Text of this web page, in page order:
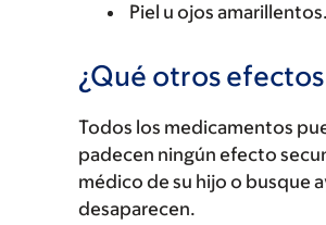
Piel u ojos amarillentos.
¿Qué otros
Todos los medicamentos
padecen ningún efecto
médico de su hijo o busque
desaparecen.